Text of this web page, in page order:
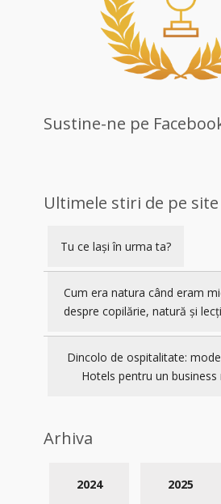
Sustine-ne pe
Ultimele stiri de pe site
Tu ce lași în urma ta?
Cum era natura când eram
despre copilărie, natură și
Dincolo de ospitalitate:
Hotels pentru un business
Arhiva
2025
2024